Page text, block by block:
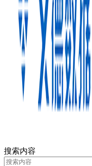
搜索内容